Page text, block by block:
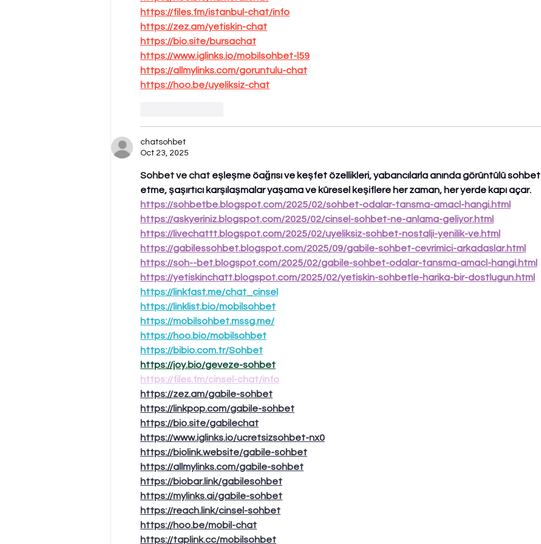
https://files.fm/istanbul-chat/info
https://zez.am/yetiskin-chat
https://bio.site/bursachat
https://www.iglinks.io/mobilsohbet-l59
https://allmylinks.com/goruntulu-chat
https://hoo.be/uyeliksiz-chat
chatsohbet
Oct 23, 2025
Sohbet ve chat eşleşme öağrısı ve keşfet özellikleri, yabancılarla anında görüntülü sohbet
etme, şaşırtıcı karşılaşmalar yaşama ve küresel keşiflere her zaman, her yerde kapı açar.
https://sohbetbe.blogspot.com/2025/02/sohbet-odalar-tansma-amacl-hangi.html
https://askyeriniz.blogspot.com/2025/02/cinsel-sohbet-ne-anlama-geliyor.html
https://livechattt.blogspot.com/2025/02/uyeliksiz-sohbet-nostalji-yenilik-ve.html
https://gabilessohbet.blogspot.com/2025/09/gabile-sohbet-cevrimici-arkadaslar.html
https://soh--bet.blogspot.com/2025/02/gabile-sohbet-odalar-tansma-amacl-hangi.html
https://yetiskinchatt.blogspot.com/2025/02/yetiskin-sohbetle-harika-bir-dostlugun.html
https://linkfast.me/chat_cinsel
https://linklist.bio/mobilsohbet
https://mobilsohbet.mssg.me/
https://hoo.bio/mobilsohbet
https://bibio.com.tr/Sohbet
https://joy.bio/geveze-sohbet
https://files.fm/cinsel-chat/info
https://zez.am/gabile-sohbet
https://linkpop.com/gabile-sohbet
https://bio.site/gabilechat
https://www.iglinks.io/ucretsizsohbet-nx0
https://biolink.website/gabile-sohbet
https://allmylinks.com/gabile-sohbet
https://biobar.link/gabilesohbet
https://mylinks.ai/gabile-sohbet
https://reach.link/cinsel-sohbet
https://hoo.be/mobil-chat
https://taplink.cc/mobilsohbet